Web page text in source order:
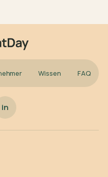
Wissen FAQ
in